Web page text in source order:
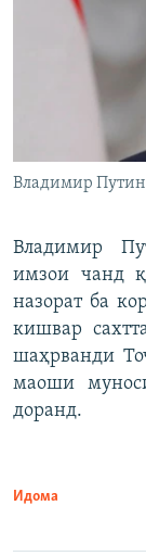
Владимир
Владимир
имзои чанд
назорат ба
кишвар
шаҳрванди
маоши
доранд.
Идома